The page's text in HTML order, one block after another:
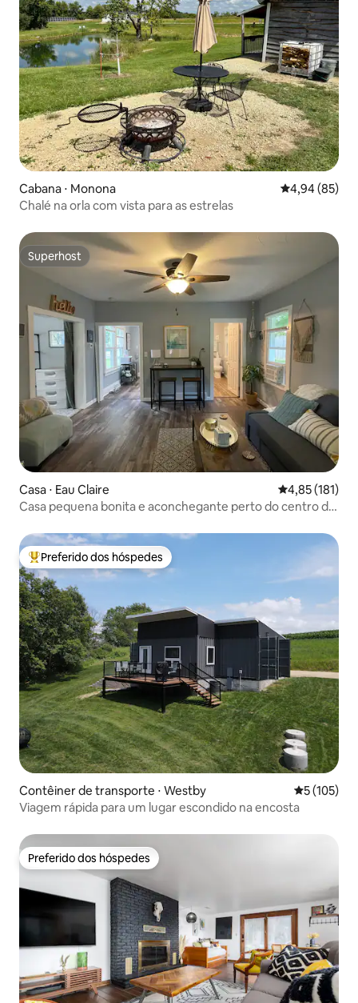
Cabana ⋅ Monona 4,94 de uma
4,94 (85)
Chalé na orla com vista para as estrelas
Superhost
Superhost
Casa ⋅ Eau Claire 4,85 de uma
4,85 (181)
Casa pequena bonita e aconchegante perto do centro da
Entre os melhores preferidos dos hóspedes
Preferido dos hóspedes
Contêiner de transporte ⋅ Westby 5 de uma
5 (105)
Viagem rápida para um lugar escondido na encosta
Preferido dos hóspedes
Preferido dos hóspedes